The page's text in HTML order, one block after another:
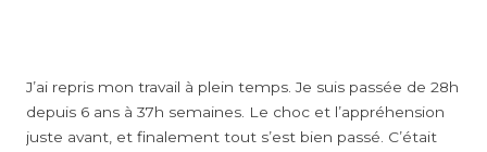
J’ai repris mon travail à plein temps. Je suis passée de 28h
depuis 6 ans à 37h semaines. Le choc et l’appréhension
juste avant, et finalement tout s’est bien passé. C’était